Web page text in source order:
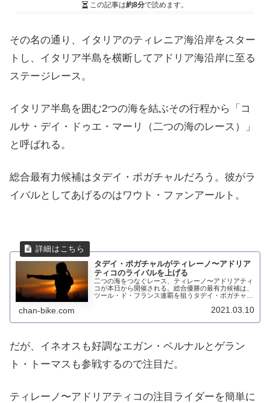
この記事は約8分で読めます。
その名の通り、イタリアのティレニア海沿岸をスター
トし、イタリア半島を横断してアドリア海沿岸に至る
ステージレース。
イタリア半島を囲む2つの海を結ぶその行程から「コ
ルサ・デイ・ドゥエ・マーリ（二つの海のレース）」
と呼ばれる。
総合最有力候補はタデイ・ポガチャルだろう。彼がラ
イバルとしてあげるのはワウト・ファンアールト。
タデイ・ポガチャルがティレーノ〜アドリア
ティコのライバルを上げる
二つの海をつなぐレース、ティレーノ〜アドリアティ
コが本日から開催される。総合優勝の最有力候補は、
ツール・ド・フランス連覇を狙うタデイ・ポガチャル
chan-bike.com 2021.03.10
だが、イネオスも好調なエガン・ベルナルとゲラン
ト・トーマスも参戦するので注目だ。
ティレーノ〜アドリアティコの注目ライダーを簡単に